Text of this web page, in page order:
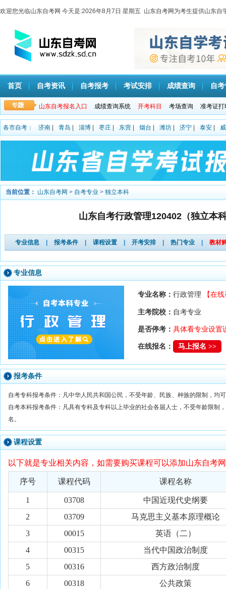
欢迎您光临山东自考网 今天是:2026年8月7日 星期五 山东自考网为考生提供山东自
首页 自考资讯 自考报考 考试安排 成绩查询 自
山东自考报名入口 成绩查询系统 开考科目 考场查询 准考证打
各市自考： 济南 青岛 淄博 枣庄 东营 烟台 潍坊 济宁 泰安
当前位置： 山东自考网 > 自考专业 > 独立本科
山东自考行政管理120402（独立本
专业信息 报考条件 课程设置 开考安排 热门专业 教材
专业信息
专业名称： 行政管理 【在
主考院校： 自考专业
是否停考： 具体看专业设置
在线报名： 马上报名 >>
报考条件
自考专科报考条件：凡中华人民共和国公民，不受年龄、民族、种族的限制，均
自考本科报考条件：凡具有专科及专科以上毕业的社会各届人士，不受年龄限制
名。
课程设置
以下就是专业相关内容，如需要购买课程可以添加山东自考
序号 课程代码 课程名称
1 03708
中国近现代史纲要
2
03709
马克思主义基本原理概论
3
00015
英语（二）
4
00315
当代中国政治制度
5
00316
西方政治制度
6
00318
公共政策